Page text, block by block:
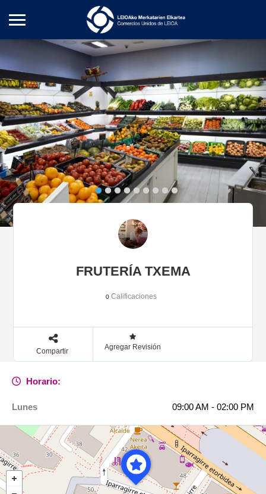
FRUTERÍA TXEMA
0 Calificaciones
Compartir Agregar Revisión
Horario:
Lunes 09:00 AM - 02:00 PM